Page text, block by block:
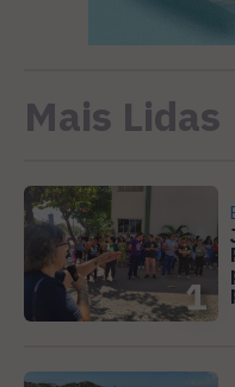
Mais Lidas
1